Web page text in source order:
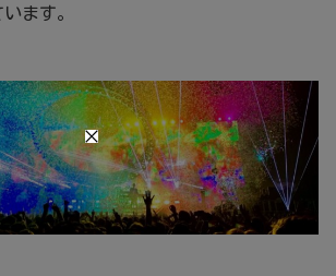
ます。